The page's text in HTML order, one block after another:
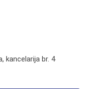
kancelarija br. 4